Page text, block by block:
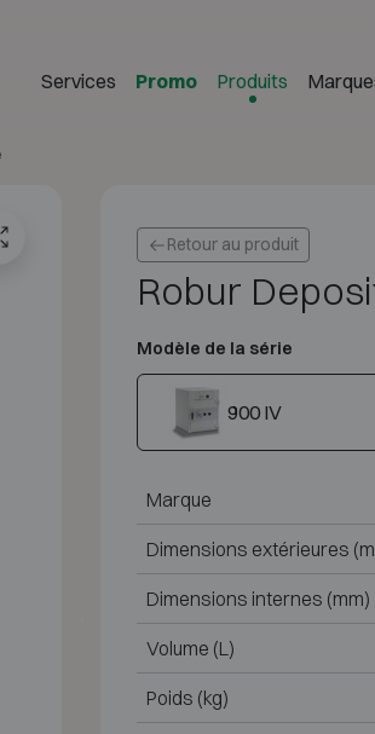
Services Promo Produits
Retour au produit
Robur
Modèle de la série
900 IV
Marque
Dimensions extérieures
Dimensions internes (mm)
Volume (L)
Poids (kg)